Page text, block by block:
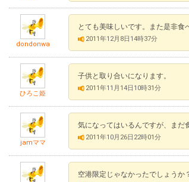
dondonwa
とても美味しいです。また是非食
2011年12月8日14時37分
ひろこ姫
子供と取り合いになります。
2011年11月14日10時31分
jamママ
気になってはいるんですが、まだ
2011年10月26日22時01分
空港限定じゃなかったでしょうか